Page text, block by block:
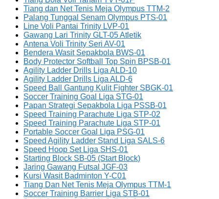
Tiang dan Net Tenis Meja Olympus TTM-2
Palang Tunggal Senam Olympus PTS-01
Line Voli Pantai Trinity LVP-01
Gawang Lari Trinity GLT-05 Atletik
Antena Voli Trinity Seri AV-01
Bendera Wasit Sepakbola BWS-01
Body Protector Softball Top Spin BPSB-01
Agility Ladder Drills Liga ALD-10
Agility Ladder Drills Liga ALD-6
Speed Ball Gantung Kulit Fighter SBGK-01
Soccer Training Goal Liga STG-01
Papan Strategi Sepakbola Liga PSSB-01
Speed Training Parachute Liga STP-02
Speed Training Parachute Liga STP-01
Portable Soccer Goal Liga PSG-01
Speed Agility Ladder Stand Liga SALS-6
Speed Hoop Set Liga SHS-01
Starting Block SB-05 (Start Block)
Jaring Gawang Futsal JGF-03
Kursi Wasit Badminton Y-C01
Tiang Dan Net Tenis Meja Olympus TTM-1
Soccer Training Barrier Liga STB-01